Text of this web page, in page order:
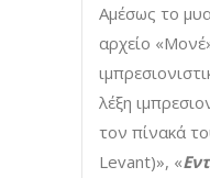
Αμέσως το
αρχείο
λέξη
τον πίνακά
Levant)», «